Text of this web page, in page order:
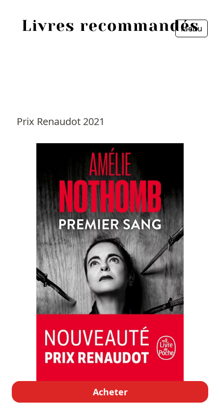
Menu
Prix Renaudot 2021
Acheter
Livres les plus recommandés
Prix littéraires
Fermer